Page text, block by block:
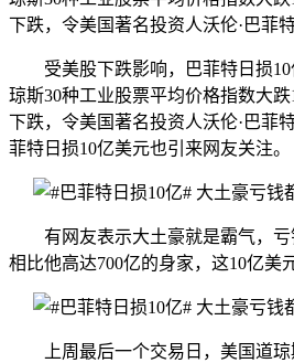
下跌，令美国著名投资人沃伦·巴菲
受美股下跌影响，巴菲特日损10
琼斯30种工业股票平均价格指数大
下跌，令美国著名投资人沃伦·巴菲
菲特日损10亿美元也引来网友关注。
有网友表示大土豪就是霸气，亏
相比他高达700亿的身家，这10亿美
上周最后一个交易日，美国道琼